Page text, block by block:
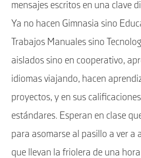
mensajes escritos en una clave
Ya no hacen Gimnasia sino
Trabajos Manuales sino
aislados sino en cooperativo,
idiomas viajando, hacen
proyectos, y en sus
estándares. Esperan en clase
para asomarse al pasillo a ver a
que llevan la friolera de una